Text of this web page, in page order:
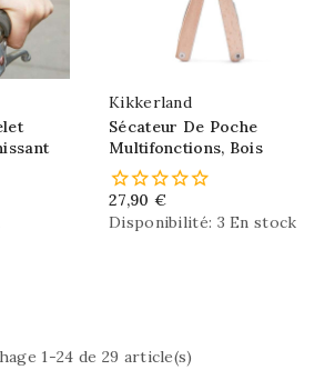
Kikkerland
Sécateur De Poche
Multifonctions, Bois
27,90 €
Disponibilité: 3 En stock
1-24 de 29 article(s)